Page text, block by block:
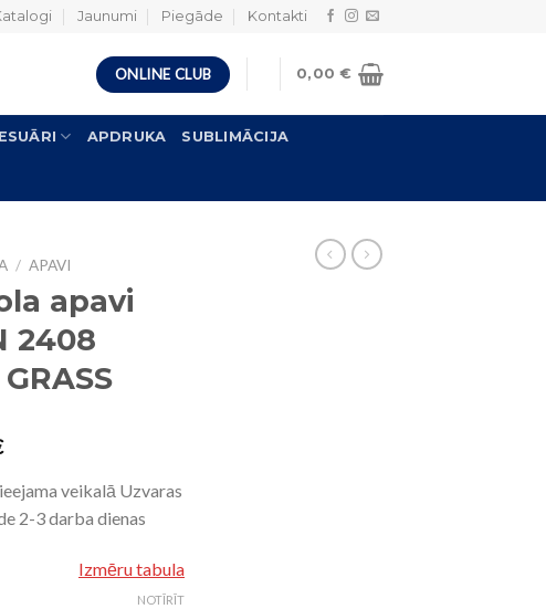
Jaunumi Piegāde Kontakti
ONLINE CLUB 0,00€
APDRUKA SUBLIMĀCIJA
/ APAVI
apavi
2408
veikalā Uzvaras
2-3 darba dienas
Izmēru tabula
NOTĪRĪT